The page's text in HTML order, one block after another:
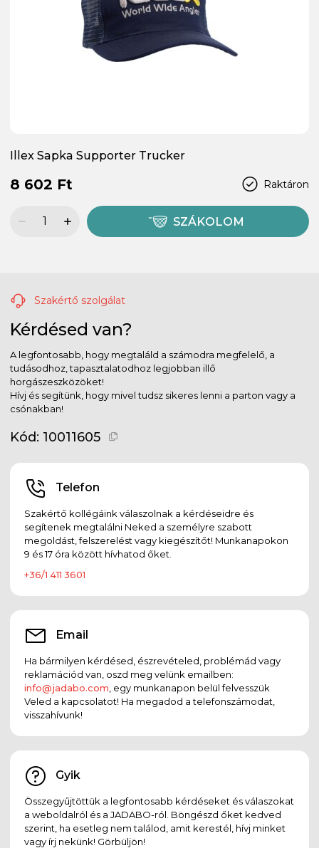
Illex Sapka Supporter Trucker
Raktáron
8 602 Ft
SZÁKOLOM
Szakértő szolgálat
Kérdésed van?
A legfontosabb, hogy megtaláld a számodra megfelelő, a
tudásodhoz, tapasztalatodhoz legjobban illő
horgászeszközöket!
Hívj és segítünk, hogy mivel tudsz sikeres lenni a parton vagy a
csónakban!
Kód: 10011605
Telefon
Szakértő kollégáink válaszolnak a kérdéseidre és
segítenek megtalálni Neked a személyre szabott
megoldást, felszerelést vagy kiegészítőt! Munkanapokon
9 és 17 óra között hívhatod őket.
+36/1 411 3601
Email
Ha bármilyen kérdésed, észrevételed, problémád vagy
reklamációd van, oszd meg velünk emailben:
info@jadabo.com , egy munkanapon belül felvesszük
Veled a kapcsolatot! Ha megadod a telefonszámodat,
visszahívunk!
Gyik
Összegyűjtöttük a legfontosabb kérdéseket és válaszokat
a weboldalról és a JADABO-ról. Böngészd őket kedved
szerint, ha esetleg nem találod, amit kerestél, hívj minket
vagy írj nekünk! Görbüljön!